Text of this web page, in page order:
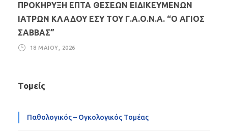
ΠΡΟΚΗΡΥΞΗ ΕΠΤΑ ΘΕΣΕΩΝ ΕΙΔΙΚΕΥΜΕΝΩΝ
ΙΑΤΡΩΝ ΚΛΑΔΟΥ ΕΣΥ ΤΟΥ Γ.Α.Ο.Ν.Α. “Ο ΑΓΙΟΣ
ΣΑΒΒΑΣ”
18 ΜΑΪ́ΟΥ, 2026
Τομείς
Παθολογικός – Ογκολογικός Τομέας